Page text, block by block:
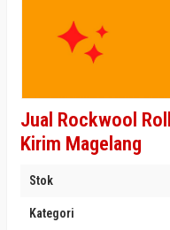
Jual Rockwool
Kirim Magelang
Stok
Kategori